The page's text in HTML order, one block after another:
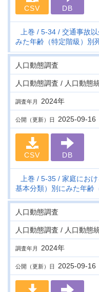
CSV DB
上巻 5-34
交通事故
みた年齢（特定階級）別
人口動態調査
人口動態調査 / 人口動態
調査年月 2024年
公開（更新）日 2025-09-16
CSV DB
上巻 5-35
家庭にお
基本分類）別にみた年齢
人口動態調査
人口動態調査 / 人口動態
調査年月 2024年
公開（更新）日 2025-09-16